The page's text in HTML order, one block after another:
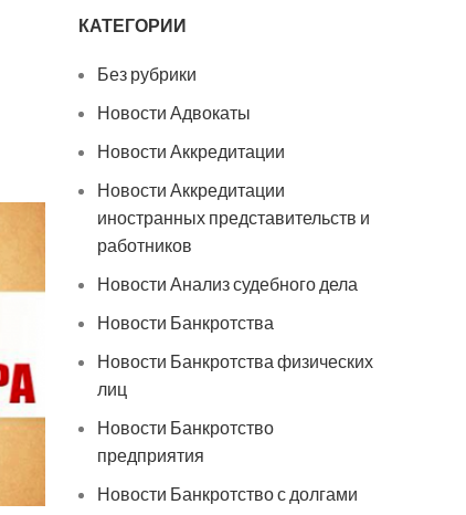
КАТЕГОРИИ
Без рубрики
Новости Адвокаты
Новости Аккредитации
Новости Аккредитации
иностранных представительств и
работников
Новости Анализ судебного дела
Новости Банкротства
Новости Банкротства физических
лиц
Новости Банкротство
предприятия
Новости Банкротство с долгами